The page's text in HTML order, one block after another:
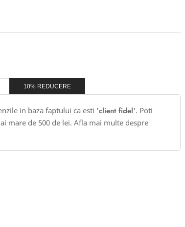
10% REDUCERE
in baza faptului ca esti 'client fidel'. Poti
mare de 500 de lei. Afla mai multe despre